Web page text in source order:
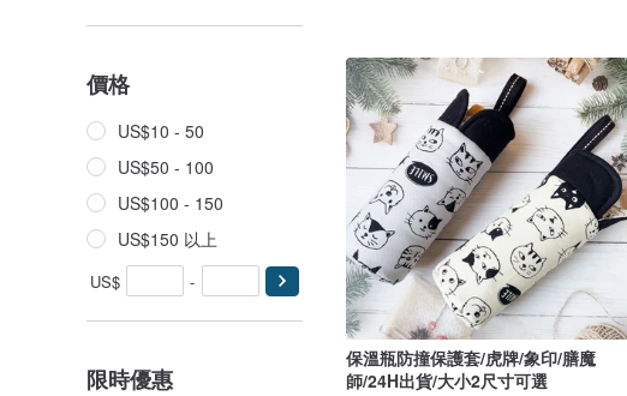
價格
US$10 - 50
US$50 - 100
US$100 - 150
US$150 以上
US$ -
限時優惠
保溫瓶防撞保護套/虎牌/象印/膳魔
師/24H出貨/大小2尺寸可選